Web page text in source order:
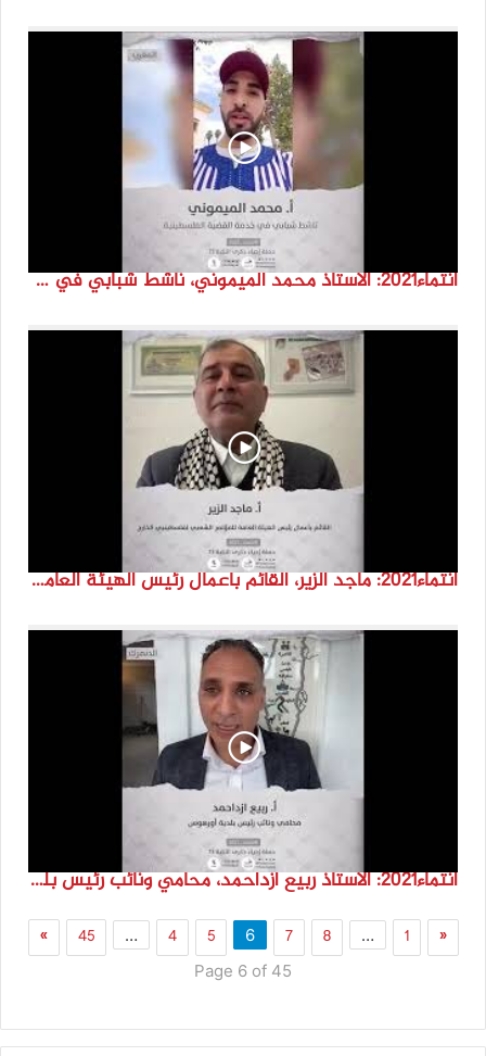
انتماء2021: الاستاذ محمد الميموني، ناشط شبابي في خدمة القضية الفلسطينية ، المغرب
انتماء2021: ماجد الزير، القائم باعمال رئيس الهيئة العامة للمؤتمر الشعبي لفلسطينيي الخارج لندن
انتماء2021: الاستاذ ربيع ازداحمد، محامي ونائب رئيس بلدية أورهوس، الدنمارك
«
1
…
4 5 6 7 8
…
45
»
Page 6 of 45